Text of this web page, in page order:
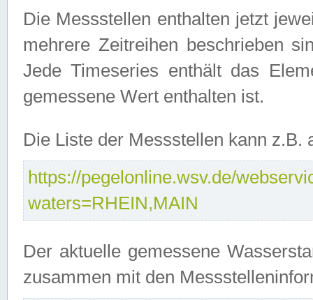
Die Messstellen enthalten jetzt
mehrere Zeitreihen beschrieben
Jede Timeseries enthält das
gemessene Wert enthalten ist.
Die Liste der Messstellen kann
https://pegelonline.wsv.de/
waters=RHEIN,MAIN
Der aktuelle gemessene
zusammen mit den